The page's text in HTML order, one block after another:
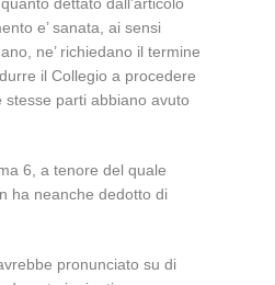
e’ sanata, ai sensi
ne’ richiedano il termine
il Collegio a procedere
stesse parti abbiano avuto
6, a tenore del quale
ha neanche dedotto di
pronunciato su di